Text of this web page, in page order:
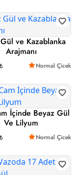
ve Kazablanka
Arajmanı
Normal Çicek
İçinde Beyaz Gül
Ve Lilyum
Normal Çicek